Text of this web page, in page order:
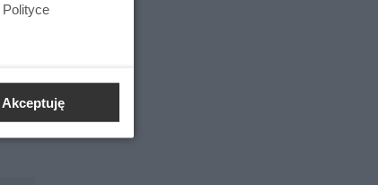
Polityce
Akceptuję